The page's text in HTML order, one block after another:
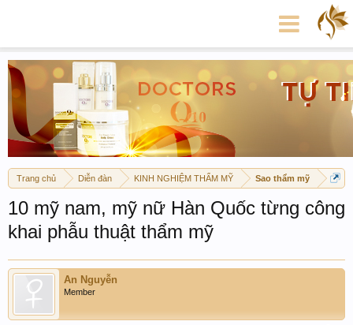
Trang chủ Diễn đàn KINH NGHIỆM THẨM MỸ Sao thẩm mỹ
10 mỹ nam, mỹ nữ Hàn Quốc từng công
khai phẫu thuật thẩm mỹ
An Nguyễn
Member